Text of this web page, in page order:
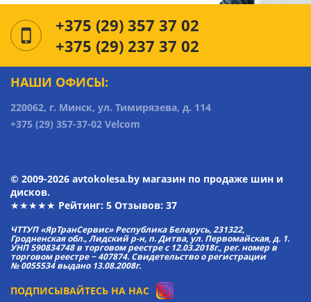
+375 (29) 357 37 02
+375 (29) 237 37 02
НАШИ ОФИСЫ:
220062, г. Минск, ул. Тимирязева, д. 114
+375 (29) 357-37-02 Velcom
© 2009-2026 avtokolesa.by магазин по продаже шин и
дисков.
★★★★★ Рейтинг: 5 Отзывов: 37
ЧТТУП «ЯрТранСервис» Республика Беларусь, 231322,
Гродненская обл., Лидский р-н, п. Дитва, ул. Первомайская, д. 1.
УНП 590834748 в торговом реестре с 12.03.2018г., рег. номер в
торговом реестре − 407874. Свидетельство о регистрации
№ 0055534 выдано 13.08.2008г.
ПОДПИСЫВАЙТЕСЬ НА НАС